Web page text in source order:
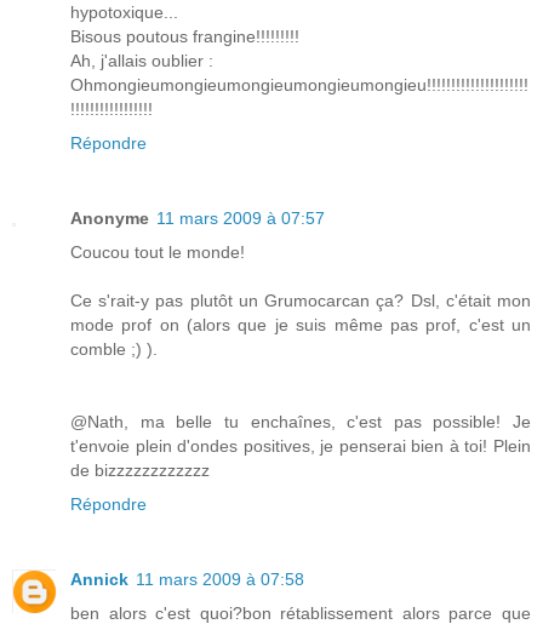
hypotoxique...
Bisous poutous frangine!!!!!!!!!
Ah, j'allais oublier :
Ohmongieumongieumongieumongieumongieu!!!!!!!!!!!!!!!!!!!!!
!!!!!!!!!!!!!!!!!
Répondre
Anonyme 11 mars 2009 à 07:57
Coucou tout le monde!
Ce s'rait-y pas plutôt un Grumocarcan ça? Dsl, c'était mon
mode prof on (alors que je suis même pas prof, c'est un
comble ;) ).
@Nath, ma belle tu enchaînes, c'est pas possible! Je
t'envoie plein d'ondes positives, je penserai bien à toi! Plein
de bizzzzzzzzzzzz
Répondre
Annick 11 mars 2009 à 07:58
ben alors c'est quoi?bon rétablissement alors parce que